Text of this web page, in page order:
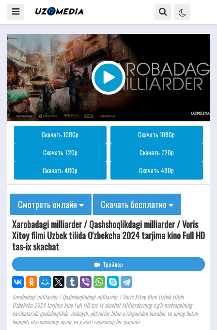
Скачать 1080p
Скачать 1080p
Скачать 720p
Скачать 720p
Скачать 480p
Скачать 480p
Смотреть онлайн
Скачать бесплатно
Xarobadagi milliarder / Qashshoqlikdagi milliarder / Voris
Xitoy filmi Uzbek tilida O'zbekcha 2024 tarjima kino Full HD
tas-ix skachat
Трейлер
Xarobadagi milliarder / Qashshoqlikdagi milliarder / Voris Xitoy filmi Uzbek tilida
O'zbekcha 2024 tarjima kino Full HD tas-ix skachat Milliarderning o'g'li metropolning
xarobalarida qashshoqlikda yashaydi, aktyorlar bilan o'ralganidan bexabar va uning butun
haqiqati ota-onasining ayyor va g'alati rejasining bir qismidir.